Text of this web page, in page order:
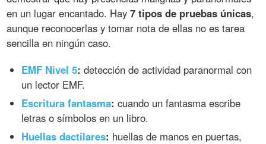
en un lugar encantado. Hay7 tipos de pruebas únicas,
aunque reconocerlas y tomar nota de ellas no es tarea
sencilla en ningún caso.
EMF Nivel 5: detección de actividad paranormal con
un lector EMF.
Escritura fantasma: cuando un fantasma escribe
letras o símbolos en un libro.
Huellas dactilares: huellas de manos en puertas,